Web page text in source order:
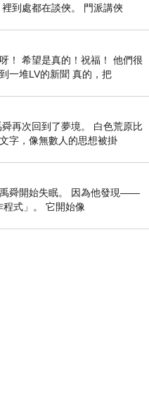
到處都在談俠。 門派講俠
！ 希望是真的！祝福！ 他們很
一堆LV的新聞 真的，把
再次回到了夢境。 白色荒原比
字，像無數人的思想被掛
舜開始失眠。 因為他發現——
式」。 它開始像